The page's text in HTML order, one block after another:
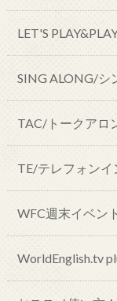
LET'S
SING ALONG/シ
TAC/トークアロ
TE/テレフォンイ
WFC週末イベント
WorldEnglish.tv